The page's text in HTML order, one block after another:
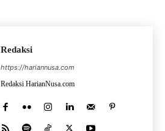
Redaksi
https://hariannusa.com
Redaksi HarianNusa.com